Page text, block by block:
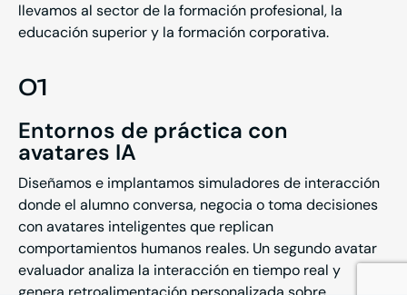
llevamos al sector de la formación profesional, la
educación superior y la formación corporativa.
01
Entornos de práctica con
avatares IA
Diseñamos e implantamos simuladores de interacción
donde el alumno conversa, negocia o toma decisiones
con avatares inteligentes que replican
comportamientos humanos reales. Un segundo avatar
evaluador analiza la interacción en tiempo real y